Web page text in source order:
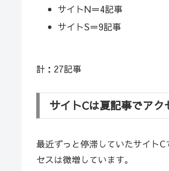
サイトN＝4記事
サイトS＝9記事
計：27記事
サイトCは夏記事でアク
最近ずっと停滞していたサイト
セスは微増しています。